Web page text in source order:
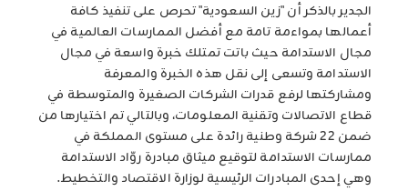
الجدير بالذكر أن "زين السعودية" تحرص على تنفيذ كافة
أعمالها بمواءمة تامة مع أفضل الممارسات العالمية في
مجال الاستدامة حيث باتت تمتلك خبرة واسعة في مجال
الاستدامة وتسعى إلى نقل هذه الخبرة والمعرفة
ومشاركتها لرفع قدرات الشركات الصغيرة والمتوسطة في
قطاع الاتصالات وتقنية المعلومات، وبالتالي تم اختيارها من
ضمن 22 شركة وطنية رائدة على مستوى المملكة في
ممارسات الاستدامة لتوقيع ميثاق مبادرة روّاد الاستدامة
وهي إحدى المبادرات الرئيسية لوزارة الاقتصاد والتخطيط.